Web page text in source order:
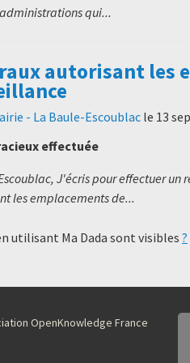
qui...
autorisant les
- La Baule-Escoublac le 13
effectuée
J'écris pour effectuer un
les emplacements de...
utilisant Ma Dada sont visibles ?
OpenKnowledge France